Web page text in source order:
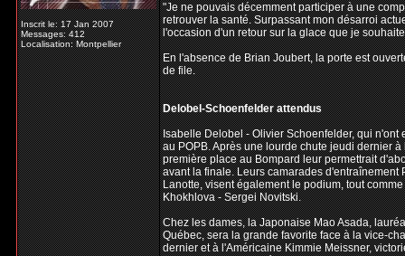
Inscrit le: 17 Jan 2007
Messages: 412
Localisation: Montpellier
"Je ne pouvais décemment participer à une
retrouver la santé. Surpassant mon désarroi
l'occasion d'un retour sur la glace que je
En l'absence de Brian Joubert, la porte est
de file.
Delobel-Schoenfelder attendus
Isabelle Delobel - Olivier Schoenfelder, qui
au POPB. Après une lourde chute jeudi dernier
première place au Bompard leur permettrait
avant la finale. Leurs camarades
Lanotte, visent également le podium, tout
Khokhlova - Sergei Novitski.
Chez les dames, la Japonaise Mao Asada,
Québec, sera la grande favorite face à la vice-
dernier et à l'Américaine Kimmie Meissner,